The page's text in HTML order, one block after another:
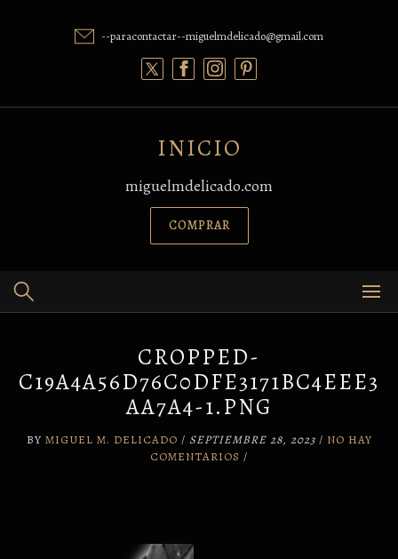
--paracontactar--miguelmdelicado@gmail.com
INICIO
miguelmdelicado.com
COMPRAR
CROPPED-
C19A4A56D76C0DFE3171BC4EEE3
AA7A4-1.PNG
BY MIGUEL M. DELICADO / SEPTIEMBRE 28, 2023/ NO HAY
COMENTARIOS /